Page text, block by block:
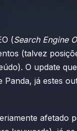
(Search Engine
(talvez
O update
já estes
afetado